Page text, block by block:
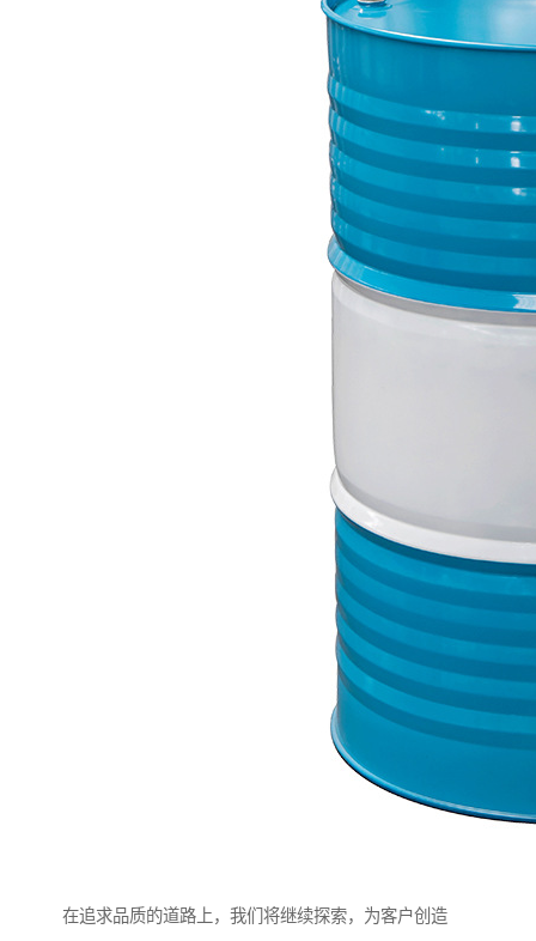
在追求品质的道路上，我们将继续探索，为客户创造